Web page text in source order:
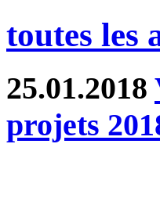
toutes les
25.01.2018
projets